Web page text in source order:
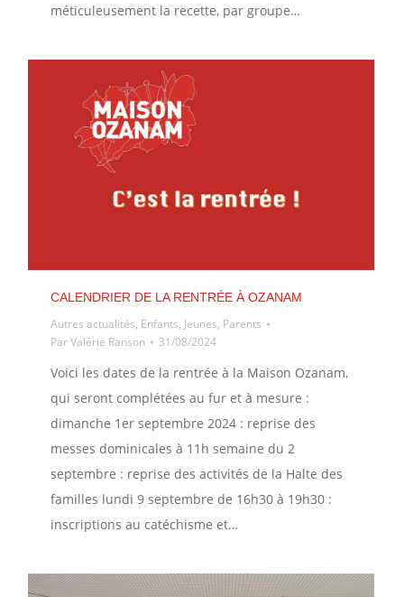
méticuleusement la recette, par groupe…
CALENDRIER DE LA RENTRÉE À OZANAM
Autres actualités, Enfants, Jeunes, Parents
ParValérie Ranson 31/08/2024
Voici les dates de la rentrée à la Maison Ozanam,
qui seront complétées au fur et à mesure :
dimanche 1er septembre 2024 : reprise des
messes dominicales à 11h semaine du 2
septembre : reprise des activités de la Halte des
familles lundi 9 septembre de 16h30 à 19h30 :
inscriptions au catéchisme et…